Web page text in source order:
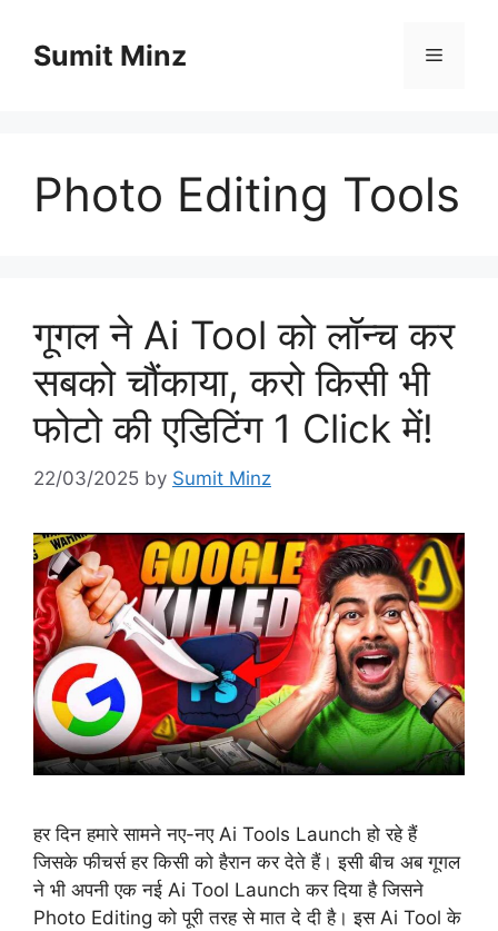
contentSumit Minz Menu
Photo Editing Tools
गूगल ने Ai Tool को लॉन्च कर
सबको चौंकाया, करो किसी भी
फोटो की एडिटिंग 1 Click में!
22/03/2025 by Sumit Minz
हर दिन हमारे सामने नए-नए Ai Tools Launch हो रहे हैं
जिसके फीचर्स हर किसी को हैरान कर देते हैं। इसी बीच अब गूगल
ने भी अपनी एक नई Ai Tool Launch कर दिया है जिसने
Photo Editing को पूरी तरह से मात दे दी है। इस Ai Tool के